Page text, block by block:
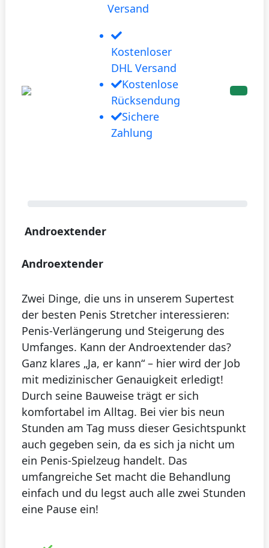
Versand
Kostenloser
DHL Versand
Kostenlose
Rücksendung
Sichere
Zahlung
Androextender
Androextender
Zwei Dinge, die uns in unserem Supertest
der besten Penis Stretcher interessieren:
Penis-Verlängerung und Steigerung des
Umfanges. Kann der Androextender das?
Ganz klares „Ja, er kann“ – hier wird der Job
mit medizinischer Genauigkeit erledigt!
Durch seine Bauweise trägt er sich
komfortabel im Alltag. Bei vier bis neun
Stunden am Tag muss dieser Gesichtspunkt
auch gegeben sein, da es sich ja nicht um
ein Penis-Spielzeug handelt. Das
umfangreiche Set macht die Behandlung
einfach und du legst auch alle zwei Stunden
eine Pause ein!